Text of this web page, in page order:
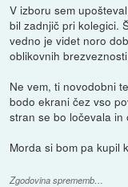
V izboru sem
bil zadnjič pri kolegici.
vedno je videt noro
oblikovnih
Ne vem, ti novodobni
bodo ekrani čez vso
stran se bo ločevala in
Morda si bom pa kupil
Zgodovina sprememb…